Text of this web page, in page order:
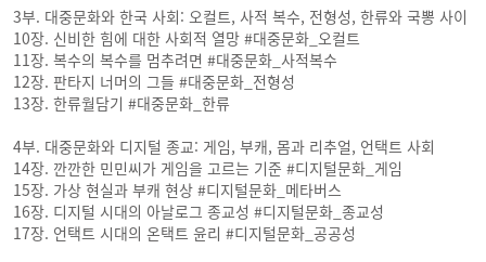
3부. 대중문화와 한국 사회: 오컬트, 사적 복수, 전형성, 한류와 국뽕 사이
10장. 신비한 힘에 대한 사회적 열망 #대중문화_오컬트
11장. 복수의 복수를 멈추려면 #대중문화_사적복수
12장. 판타지 너머의 그들 #대중문화_전형성
13장. 한류월담기 #대중문화_한류
4부. 대중문화와 디지털 종교: 게임, 부캐, 몸과 리추얼, 언택트 사회
14장. 깐깐한 민민씨가 게임을 고르는 기준 #디지털문화_게임
15장. 가상 현실과 부캐 현상 #디지털문화_메타버스
16장. 디지털 시대의 아날로그 종교성 #디지털문화_종교성
17장. 언택트 시대의 온택트 윤리 #디지털문화_공공성